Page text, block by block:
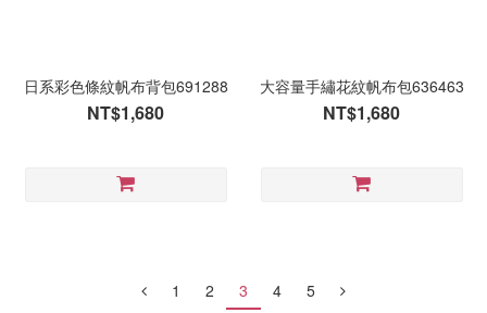
日系彩色條紋帆布背包691288
NT$1,680
大容量手繡花紋帆布包636463
NT$1,680
1 2 3 4 5